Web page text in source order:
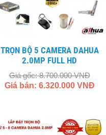
TRỌN BỘ 5 CAMERA DAHUA
2.0MP FULL HD
Giá gốc: 8.700.000 VNĐ
Giá bán: 6.320.000 VNĐ